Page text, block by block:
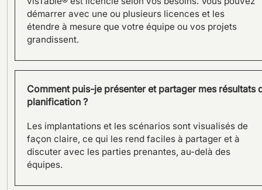
SILOKING planifie une grande
extension de capacité grâce
à visTable® : la planification
d’usine en 3D au cœur du
projet
démarrer avec une ou plusieurs licences et les
étendre à mesure que votre équipe ou vos projets
grandissent.
Comment puis-je présenter et partager mes résultats
planification ?
Les implantations et les scénarios sont visualisés de
façon claire, ce qui les rend faciles à partager et à
discuter avec les parties prenantes, au-delà des
équipes.